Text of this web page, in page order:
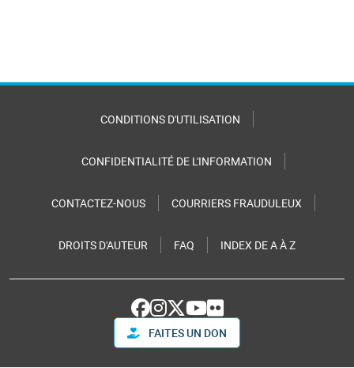
CONDITIONS D'UTILISATION
CONFIDENTIALITÉ DE L'INFORMATION
CONTACTEZ-NOUS COURRIERS FRAUDULEUX
DROITS D'AUTEUR FAQ INDEX DE A À Z
FAITES UN DON